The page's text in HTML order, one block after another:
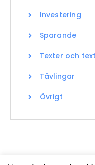
Investering
Sparande
Texter och
Tävlingar
Övrigt